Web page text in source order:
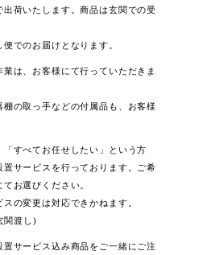
出荷いたします。商品は玄関での受
でのお届けとなります。
は、お客様にて行っていただきま
棚の取っ手などの付属品も、お客様
「すべてお任せしたい」という方
サービスを行っております。ご希
お選びください。
の変更は対応できかねます。
関渡し)
サービス込み商品をご一緒にご注